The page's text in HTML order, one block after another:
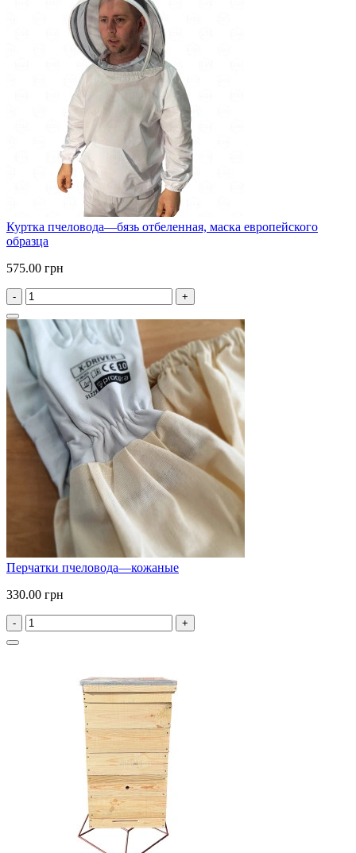
Куртка пчеловода—бязь отбеленная, маска европейского
образца
575.00 грн
- +
Перчатки пчеловода—кожаные
330.00 грн
- +